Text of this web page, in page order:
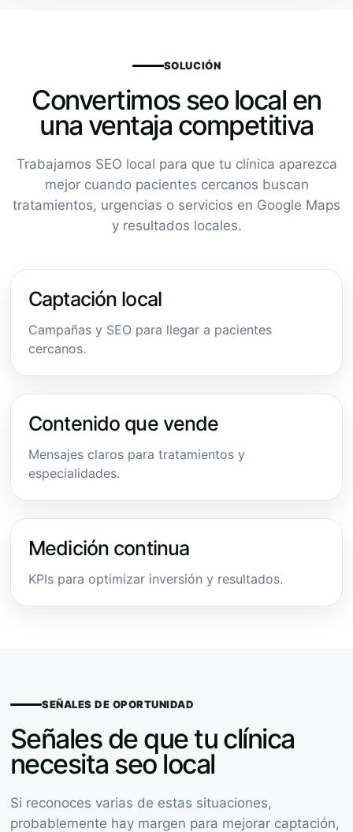
SOLUCIÓN
Convertimos seo local en
una ventaja competitiva
Trabajamos SEO local para que tu clínica aparezca
mejor cuando pacientes cercanos buscan
tratamientos, urgencias o servicios en Google Maps
y resultados locales.
Captación local
Campañas y SEO para llegar a pacientes
cercanos.
Contenido que vende
Mensajes claros para tratamientos y
especialidades.
Medición continua
KPIs para optimizar inversión y resultados.
SEÑALES DE OPORTUNIDAD
Señales de que tu clínica
necesita seo local
Si reconoces varias de estas situaciones,
probablemente hay margen para mejorar captación,